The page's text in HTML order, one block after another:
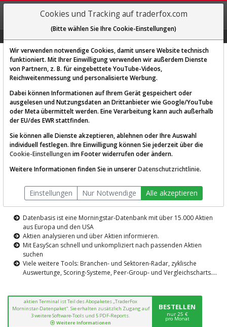
REGIS-
TRIEREN
Diese Funktion ist nur für
AKTIEN-TERMINAL
Die Aktienanalyse-Plattform von
TraderFox
Datenbasis ist eine Morningstar-Datenbank mit über 15.000 Aktien
aus Europa und den USA
Aktien analysieren und über Aktien informieren.
Mit EasyScan schnell und unkompliziert nach passenden Aktien
suchen
Viele weitere Tools: Branchen- und Sektoren-Radar, zyklische
Auswertunge, Scoring-Systeme, Peer-Group- und Vergleichscharts....
aktien Terminal ist Teil des Abopaketes „TraderFox
Morninstar-Datenpaket“. Sie erhalten zusätzlich Zugang auf
3 weitere Software-Tools und 5 PDF-Reports.
Weitere Informationen
BESTELLEN
nur 25 €
pro Monat
Cookies und Tracking auf traderfox.com
(Bitte wählen Sie Ihre Cookie-Einstellungen)
Wir verwenden notwendige Cookies, damit unsere Website technisch
funktioniert. Mit Ihrer Einwilligung verwenden wir außerdem Dienste
von Partnern, z. B. für eingebettete YouTube-Videos,
Reichweitenmessung und personalisierte Werbung.
Dabei können Informationen auf Ihrem Gerät gespeichert oder
ausgelesen und Nutzungsdaten an Drittanbieter wie Google/YouTube
oder Meta übermittelt werden. Eine Verarbeitung kann auch außerhalb
der EU/des EWR stattfinden.
Sie können alle Dienste akzeptieren, ablehnen oder Ihre Auswahl
individuell festlegen. Ihre Einwilligung können Sie jederzeit über die
Cookie-Einstellungen im Footer widerrufen oder ändern.
Weitere Informationen finden Sie in unsererDatenschutzrichtlinie.
Einstellungen Nur Notwendige Alle akzeptieren